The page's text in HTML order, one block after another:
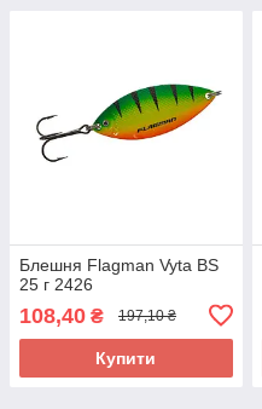
Блешня Flagman Vyta BS
25 г 2426
108,40 ₴ 197,10 ₴
Купити